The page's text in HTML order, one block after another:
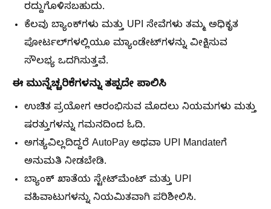
ರದ್ದುಗೊಳಿಸಬಹುದು.
ಕೆಲವು ಬ್ಯಾಂಕ್‌ಗಳು ಮತ್ತು UPI ಸೇವೆಗಳು ತಮ್ಮ ಅಧಿಕೃತ
ಪೋರ್ಟಲ್‌ಗಳಲ್ಲಿಯೂ ಮ್ಯಾಂಡೇಟ್‌ಗಳನ್ನು ವೀಕ್ಷಿಸುವ
ಸೌಲಭ್ಯ ಒದಗಿಸುತ್ತವೆ.
ಈ ಮುನ್ನೆಚ್ಚರಿಕೆಗಳನ್ನು ತಪ್ಪದೇ ಪಾಲಿಸಿ
ಉಚಿತ ಪ್ರಯೋಗ ಆರಂಭಿಸುವ ಮೊದಲು ನಿಯಮಗಳು ಮತ್ತು
ಷರತ್ತುಗಳನ್ನು ಗಮನದಿಂದ ಓದಿ.
ಅಗತ್ಯವಿಲ್ಲದಿದ್ದರೆ AutoPay ಅಥವಾ UPI Mandate‌ಗೆ
ಅನುಮತಿ ನೀಡಬೇಡಿ.
ಬ್ಯಾಂಕ್ ಖಾತೆಯ ಸ್ಟೇಟ್‌ಮೆಂಟ್ ಮತ್ತು UPI
ವಹಿವಾಟುಗಳನ್ನು ನಿಯಮಿತವಾಗಿ ಪರಿಶೀಲಿಸಿ.